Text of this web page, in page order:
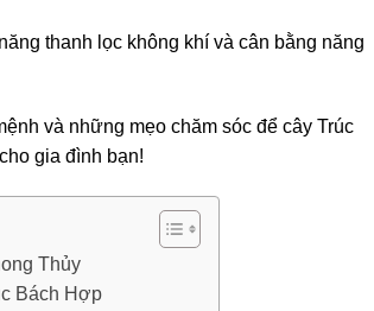
thanh lọc không khí và cân bằng năng
và những mẹo chăm sóc để cây Trúc
gia đình bạn!
Thủy
Bách Hợp